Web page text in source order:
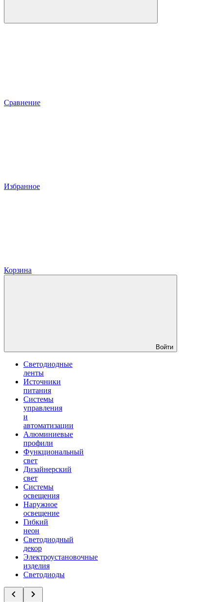
Сравнение
Избранное
Корзина
Войти
Светодиодные
ленты
Источники
питания
Системы
управления
и
автоматизации
Алюминиевые
профили
Функциональный
свет
Дизайнерский
свет
Системы
освещения
Наружное
освещение
Гибкий
неон
Светодиодный
декор
Электроустановочные
изделия
Светодиоды